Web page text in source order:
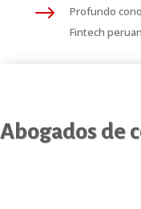
$
Profundo
Fintech
Abogados de